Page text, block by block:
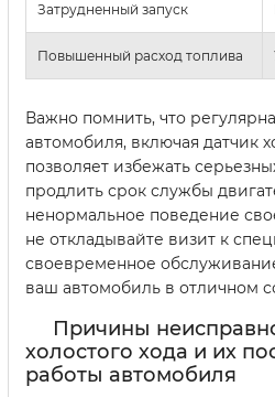
Затрудненный запуск
Повышенный расход топлива
Важно помнить, что
автомобиля, включая датчик
позволяет избежать
продлить срок службы
ненормальное поведение
не откладывайте визит к
своевременное
ваш автомобиль в отличном
Причины
холостого хода и их
работы автомобиля